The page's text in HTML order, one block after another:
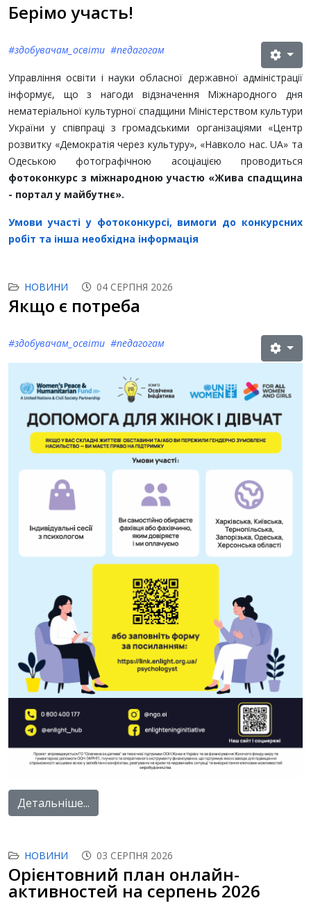
Берімо участь!
#здобувачам_освіти #педагогам
Управління освіти і науки обласної державної адміністрації
інформує, що з нагоди відзначення Міжнародного дня
нематеріальної культурної спадщини Міністерством культури
України у співпраці з громадськими організаціями «Центр
розвитку «Демократія через культуру», «Навколо нас. UA» та
Одеською фотографічною асоціацією проводиться
фотоконкурс з міжнародною участю «Жива спадщина
- портал у майбутнє».
Умови участі у фотоконкурсі, вимоги до конкурсних
робіт та інша необхідна інформація
НОВИНИ 04 СЕРПНЯ 2026
Якщо є потреба
#здобувачам_освіти #педагогам
Детальніше...
НОВИНИ 03 СЕРПНЯ 2026
Орієнтовний план онлайн-
активностей на серпень 2026